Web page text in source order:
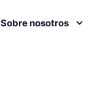
Sobre nosotros